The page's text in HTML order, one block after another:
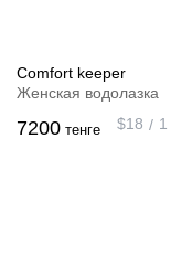
Comfort keeper
Женская водолазка
7200 тенге $18 1